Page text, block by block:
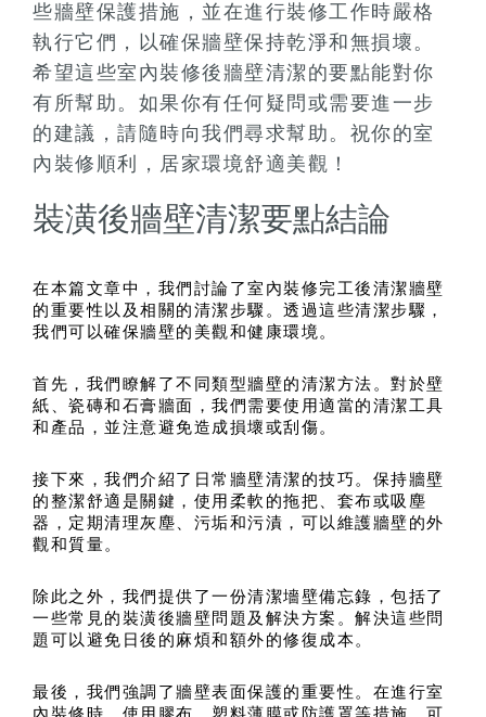
些牆壁保護措施，並在進行裝修工作時嚴格
執行它們，以確保牆壁保持乾淨和無損壞。
希望這些室內裝修後牆壁清潔的要點能對你
有所幫助。如果你有任何疑問或需要進一步
的建議，請隨時向我們尋求幫助。祝你的室
內裝修順利，居家環境舒適美觀！
裝潢後牆壁清潔要點結論
在本篇文章中，我們討論了室內裝修完工後清潔牆壁
的重要性以及相關的清潔步驟。透過這些清潔步驟，
我們可以確保牆壁的美觀和健康環境。
首先，我們瞭解了不同類型牆壁的清潔方法。對於壁
紙、瓷磚和石膏牆面，我們需要使用適當的清潔工具
和產品，並注意避免造成損壞或刮傷。
接下來，我們介紹了日常牆壁清潔的技巧。保持牆壁
的整潔舒適是關鍵，使用柔軟的拖把、套布或吸塵
器，定期清理灰塵、污垢和污漬，可以維護牆壁的外
觀和質量。
除此之外，我們提供了一份清潔墻壁備忘錄，包括了
一些常見的裝潢後牆壁問題及解決方案。解決這些問
題可以避免日後的麻煩和額外的修復成本。
最後，我們強調了牆壁表面保護的重要性。在進行室